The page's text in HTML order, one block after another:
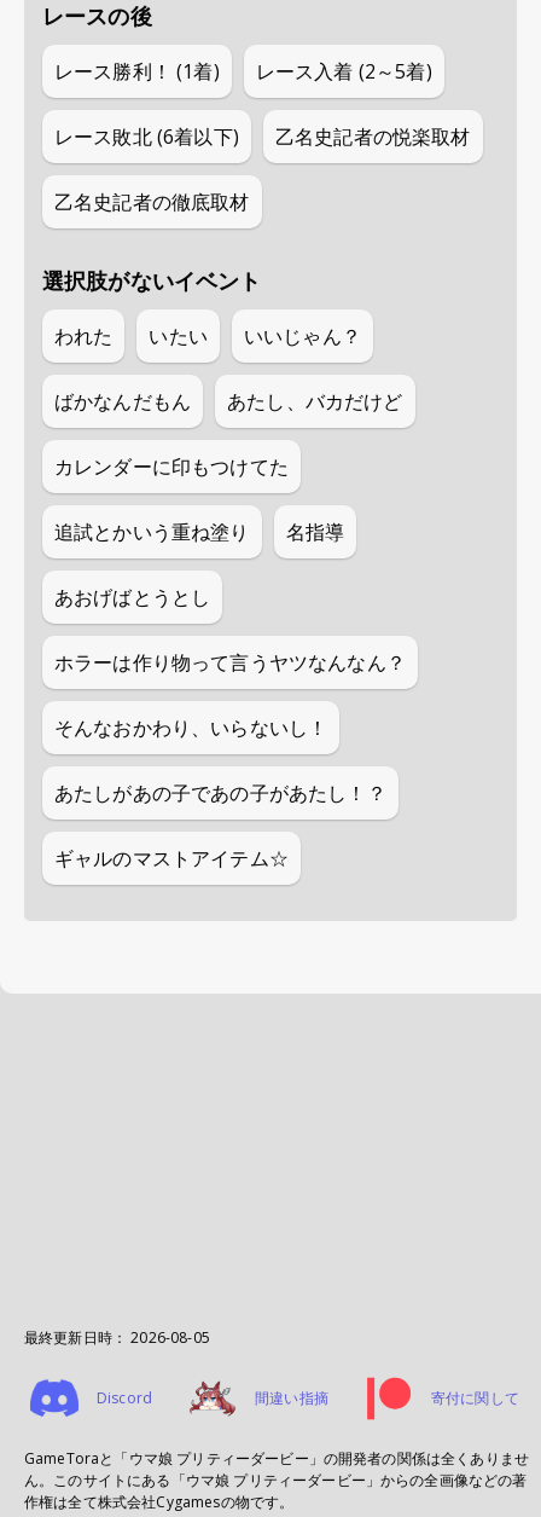
レースの後
レース勝利！ (1着) レース入着 (2～5着)
レース敗北 (6着以下) 乙名史記者の悦楽取材
乙名史記者の徹底取材
選択肢がないイベント
われた いたい いいじゃん？
ばかなんだもん あたし、バカだけど
カレンダーに印もつけてた
追試とかいう重ね塗り 名指導
あおげばとうとし
ホラーは作り物って言うヤツなんなん？
そんなおかわり、いらないし！
あたしがあの子であの子があたし！？
ギャルのマストアイテム☆
最終更新日時： 2026-08-05
Discord 間違い指摘 寄付に関して
GameToraと「ウマ娘 プリティーダービー」の開発者の関係は全くありませ
ん。このサイトにある「ウマ娘 プリティーダービー」からの全画像などの著
作権は全て株式会社Cygamesの物です。